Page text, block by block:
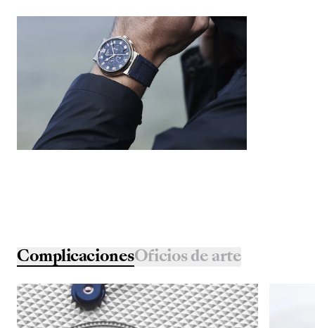
ComplicacionesOficios de arte